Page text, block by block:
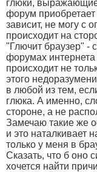
глюки,
форум приобретает
зависит, не могу с
происходит на
"Глючит браузер" -
форумах интернета
происходит не
этого
в любой из тем,
глюка. А именно,
стороне, а не
Замечаю такие же
и это наталкивает
только у меня в
Сказать, что б оно
хочется найти